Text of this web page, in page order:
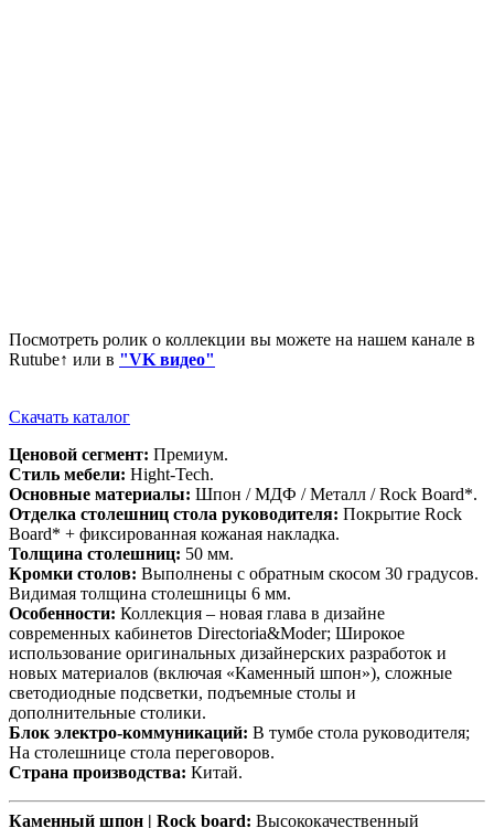
Посмотреть ролик о коллекции вы можете на нашем канале в
Rutube↑ или в "VK видео"
Скачать каталог
Ценовой сегмент: Премиум.
Стиль мебели: Hight-Tech.
Основные материалы: Шпон / МДФ / Металл / Rock Board*.
Отделка столешниц стола руководителя: Покрытие Rock
Board* + фиксированная кожаная накладка.
Толщина столешниц: 50 мм.
Кромки столов: Выполнены с обратным скосом 30 градусов.
Видимая толщина столешницы 6 мм.
Особенности: Коллекция – новая глава в дизайне
современных кабинетов Directoria&Moder; Широкое
использование оригинальных дизайнерских разработок и
новых материалов (включая «Каменный шпон»), сложные
светодиодные подсветки, подъемные столы и
дополнительные столики.
Блок электро-коммуникаций: В тумбе стола руководителя;
На столешнице стола переговоров.
Страна производства: Китай.
Каменный шпон | Rock board: Высококачественный